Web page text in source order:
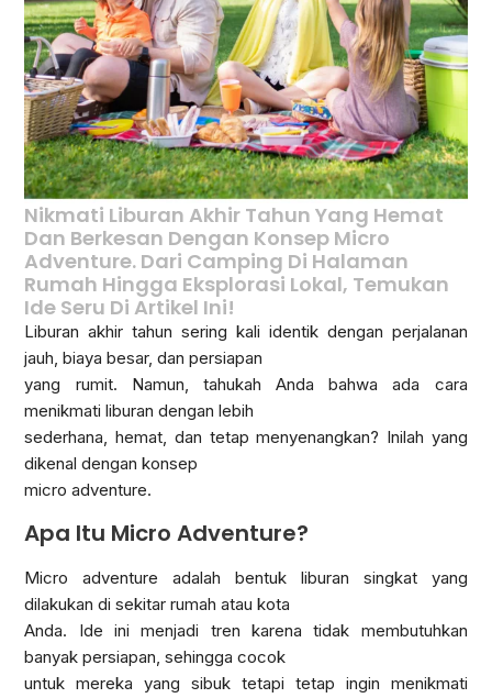
Nikmati Liburan Akhir Tahun Yang Hemat
Dan Berkesan Dengan Konsep Micro
Adventure. Dari Camping Di Halaman
Rumah Hingga Eksplorasi Lokal, Temukan
Ide Seru Di Artikel Ini!
Liburan akhir tahun sering kali identik dengan perjalanan
jauh, biaya besar, dan persiapan
yang rumit. Namun, tahukah Anda bahwa ada cara
menikmati liburan dengan lebih
sederhana, hemat, dan tetap menyenangkan? Inilah yang
dikenal dengan konsep
micro adventure.
Apa Itu Micro Adventure?
Micro adventure adalah bentuk liburan singkat yang
dilakukan di sekitar rumah atau kota
Anda. Ide ini menjadi tren karena tidak membutuhkan
banyak persiapan, sehingga cocok
untuk mereka yang sibuk tetapi tetap ingin menikmati